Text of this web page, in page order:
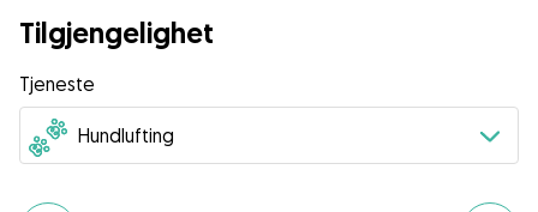
Tilgjengelighet
Tjeneste